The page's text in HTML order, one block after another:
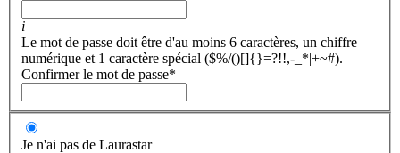
i
Le mot de passe doit être d'au moins 6 caractères, un chiffre
numérique et 1 caractère spécial ($%/()[]{}=?!!,-_*|+~#).
Confirmer le mot de passe*
Je n'ai pas de Laurastar